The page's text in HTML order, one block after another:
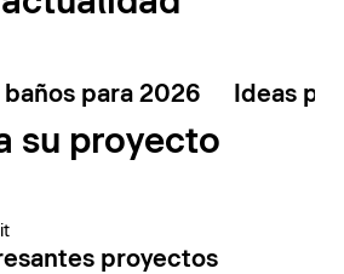
para 2026 Ideas
su proyecto
proyectos